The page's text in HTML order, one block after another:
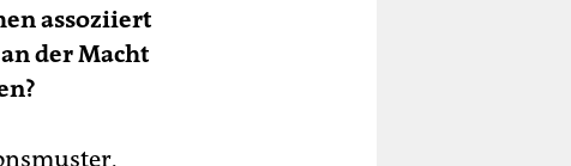
assoziiert
der Macht